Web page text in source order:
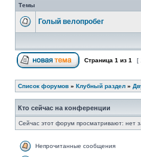
Темы
Голый велопробег
Страница 1 из 1 [
Список форумов » Клубный раздел »
Кто сейчас на конференции
Сейчас этот форум просматривают: нет
Непрочитанные сообщения